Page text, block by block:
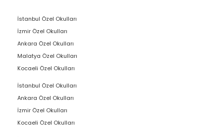
İstanbul Özel Okulları
İzmir Özel Okulları
Ankara Özel Okulları
Malatya Özel Okulları
Kocaeli Özel Okulları
İstanbul Özel Okulları
Ankara Özel Okulları
İzmir Özel Okulları
Kocaeli Özel Okulları